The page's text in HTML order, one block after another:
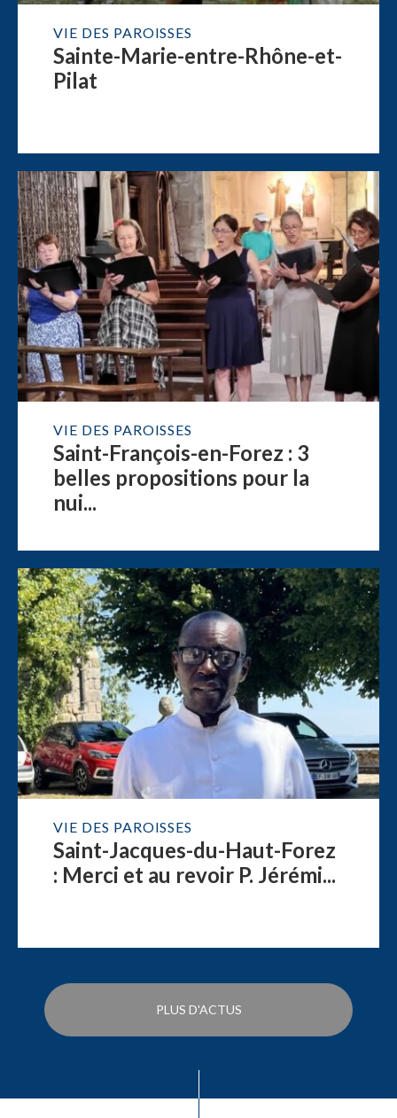
VIE DES PAROISSES
Sainte-Marie-entre-Rhône-et-
Pilat
VIE DES PAROISSES
Saint-François-en-Forez : 3
belles propositions pour la
nui...
VIE DES PAROISSES
Saint-Jacques-du-Haut-Forez
: Merci et au revoir P. Jérémi...
PLUS D'ACTUS